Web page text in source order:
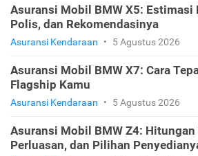
Asuransi Mobil BMW X5: Estimasi
Polis, dan Rekomendasinya
Asuransi Kendaraan • 5 Agustus 2026
Asuransi Mobil BMW X7: Cara
Flagship Kamu
Asuransi Kendaraan • 5 Agustus 2026
Asuransi Mobil BMW Z4:
Perluasan, dan Pilihan